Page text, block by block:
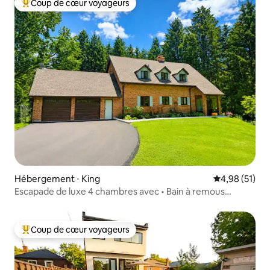
Coups de cœur voyageurs les plus appréciés
Coup de cœur voyageurs
Hébergement ⋅ King Évaluation
4,98 (51)
Escapade de luxe 4 chambres avec • Bain à remous
Coups de cœur voyageurs les plus appréciés
Coup de cœur voyageurs